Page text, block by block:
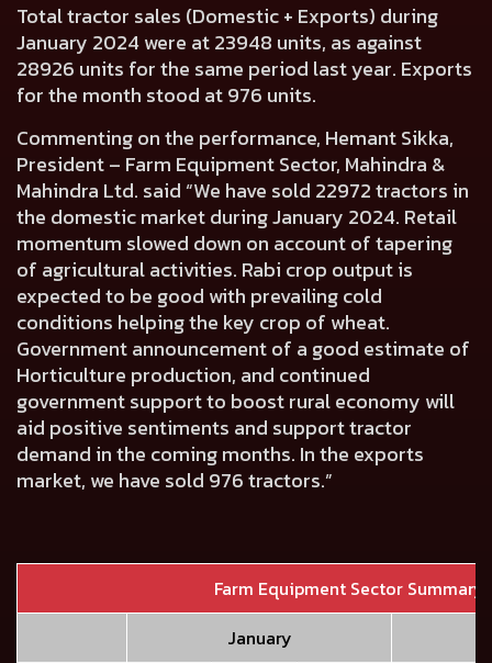
Total tractor sales (Domestic + Exports) during
January 2024 were at23948 units, as against
28926 units for the same period last year. Exports
for the month stood at976 units.
Commenting on the performance, Hemant Sikka,
President – Farm Equipment Sector, Mahindra &
Mahindra Ltd. said “We have sold 22972 tractors in
the domestic market during January 2024. Retail
momentum slowed down on account of tapering
of agricultural activities. Rabi crop output is
expected to be good with prevailing cold
conditions helping the key crop of wheat.
Government announcement of a good estimate of
Horticulture production, and continued
government support to boost rural economy will
aid positive sentiments and support tractor
demand in the coming months. In the exports
market, we have sold 976 tractors.”
Farm Equipment Sector Summary
January